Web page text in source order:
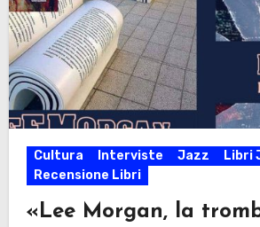
Cultura Interviste Jazz Libri
Recensione Libri
«Lee Morgan, la